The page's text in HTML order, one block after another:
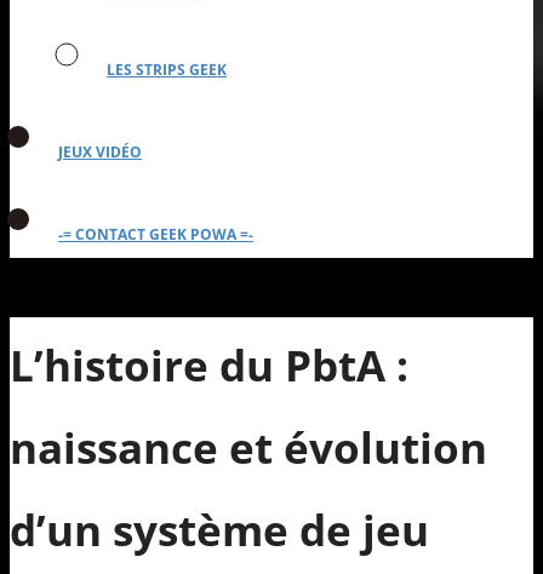
LES STRIPS GEEK
JEUX VIDÉO
-= CONTACT GEEK POWA =-
L’histoire du PbtA :
naissance et évolution
d’un système de jeu